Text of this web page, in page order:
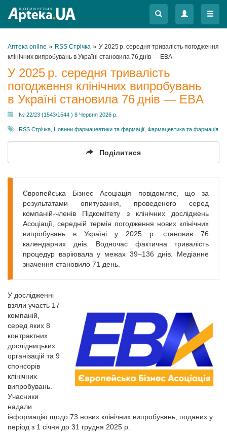
Меню
Меню
Аптека online » RSS Стрічка » У 2025 р. середня тривалість погодження
клінічних випробувань в Україні становила 76 днів — EBA
У 2025 р. середня тривалість
погодження клінічних випробувань
в Україні становила 76 днів — EBA
№ 22/23 (1543/1544 ) 8 Червня 2026 р.
RSS Стрічка Новини фармацевтики та фармації Фармацевтика та фармація
Поділитися
Європейська Бізнес Асоціація повідомляє, що за
результатами опитування, проведеного серед
компаній-членів Підкомітету з клінічних досліджень
Асоціації, середній термін погодження нових клінічних
випробувань в Україні у 2025 р. становив 76
календарних днів. Водночас фактична тривалість
процедур варіювала у межах 39–136 днів. Медіанне
значення становило 71 день.
У дослідженні
взяли участь 17
компаній,
серед яких 8
контрактних
дослідницьких
організацій та 9
спонсорів
клінічних
випробувань.
Учасники
надали
інформацію щодо 73 нових клінічних випробувань, поданих у
період з 1 січня до 31 грудня 2025 р.